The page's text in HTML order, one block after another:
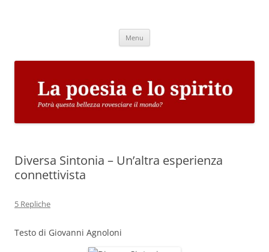
Menu
Diversa Sintonia – Un’altra esperienza
connettivista
5 Repliche
Testo di Giovanni Agnoloni